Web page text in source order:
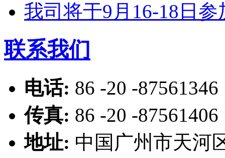
我司将于9月16-18日
联系我们
电话: 86 -20 -87561346
传真: 86 -20 -87561406
地址: 中国广州市天河